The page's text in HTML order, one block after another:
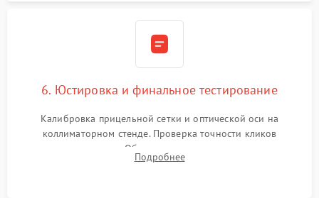
6. Юстировка и финальное тестирование
Калибровка прицельной сетки и оптической оси на
коллиматорном стенде. Проверка точности кликов
механизма поправок. Обязательное испытание прицела на
ударном стенде для проверки устойчивости к отдаче и
Подробнее